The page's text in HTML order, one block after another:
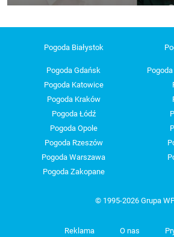
Pogoda Białystok
Pogoda Gdańsk
Pogoda Katowice
Pogoda Kraków
Pogoda Łódź
Pogoda Opole
Pogoda Rzeszów
Pogoda Warszawa
Pogoda Zakopane
© 1995-2026 Grupa
Reklama O nas